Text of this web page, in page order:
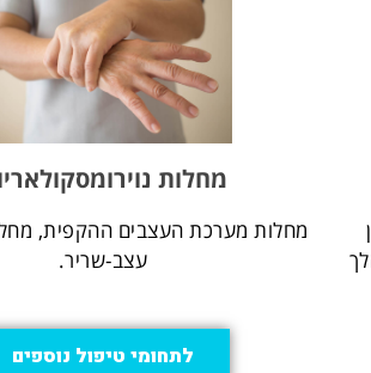
מחלות
מחלות מערכת העצבים ההקפית,
עצב-שריר.
לתחומי טיפול נוספים